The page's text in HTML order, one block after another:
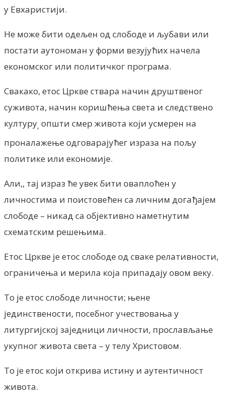
у Евхаристији.
Не може бити одељен од слободе и љубави или
постати аутономан у форми везујућих начела
економског или политичког програма.
Свакако, етос Цркве ствара начин друштвеног
суживота, начин коришћења света и следствено
културу, општи смер живота који усмерен на
проналажење одговарајућег израза на пољу
политике или економије.
Али,, тај израз ће увек бити оваплоћен у
личностима и поистовећен са личним догађајем
слободе – никад са објективно наметнутим
схематским решењима.
Етос Цркве је етос слободе од сваке релативности,
ограничења и мерила која припадају овом веку.
То је етос слободе личности; њене
јединствености, посебног учествовања у
литургијској заједници личности, прослављање
укупног живота света – у телу Христовом.
То је етос који открива истину и аутентичност
живота.